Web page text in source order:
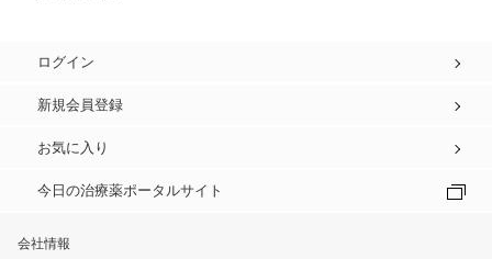
ログイン
新規会員登録
お気に入り
今日の治療薬ポータルサイト
会社情報